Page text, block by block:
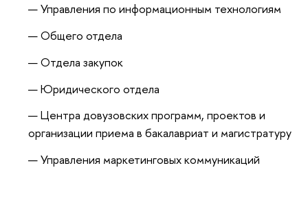
Управления по информационным технологиям
Общего отдела
Отдела закупок
Юридического отдела
Центра довузовских программ, проектов и
организации приема в бакалавриат и магистратуру
Управления маркетинговых коммуникаций